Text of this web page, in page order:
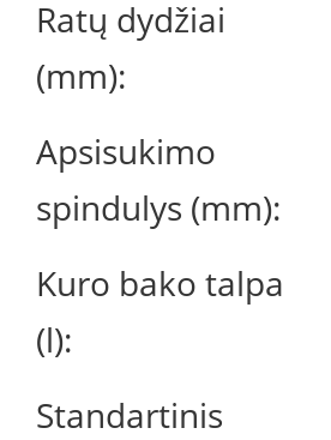
Ratų dydžiai
(mm):
Apsisukimo
spindulys (mm):
Kuro bako talpa
(l):
Standartinis